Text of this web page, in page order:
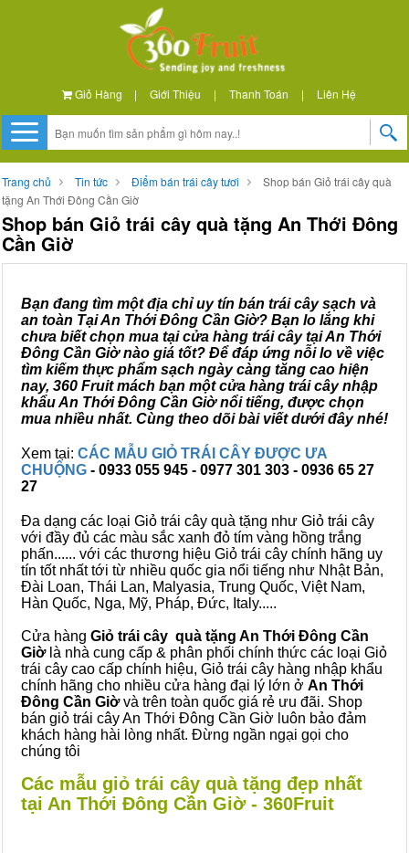
Giỏ Hàng | Giới Thiệu | Thanh Toán | Liên Hệ
Trang chủ Tin tức Điểm bán trái cây tươi
Shop bán Giỏ trái cây quà
tặng An Thới Đông Cần Giờ
Shop bán Giỏ trái cây quà tặng An Thới Đông
Cần Giờ
Bạn đang tìm một địa chỉ uy tín bán trái cây sạch và
an toàn Tại An Thới Đông Cần Giờ? Bạn lo lắng khi
chưa biết chọn mua tại cửa hàng trái cây tại An Thới
Đông Cần Giờ nào giá tốt? Để đáp ứng nỗi lo về việc
tìm kiếm thực phẩm sạch ngày càng tăng cao hiện
nay, 360 Fruit mách bạn một cửa hàng trái cây nhập
khẩu An Thới Đông Cần Giờ nổi tiếng, được chọn
mua nhiều nhất. Cùng theo dõi bài viết dưới đây nhé!
Xem tại: CÁC MẪU GIỎ TRÁI CÂY ĐƯỢC ƯA
CHUỘNG - 0933 055 945 - 0977 301 303 - 0936 65 27
27
Đa dạng các loại Giỏ trái cây quà tặng như Giỏ trái cây
với đầy đủ các màu sắc xanh đỏ tím vàng hồng trắng
phấn...... với các thương hiệu Giỏ trái cây chính hãng uy
tín tốt nhất tới từ nhiều quốc gia nổi tiếng như Nhật Bản,
Đài Loan, Thái Lan, Malyasia, Trung Quốc, Việt Nam,
Hàn Quốc, Nga, Mỹ, Pháp, Đức, Italy.....
Cửa hàng Giỏ trái cây quà tặng An Thới Đông Cần
Giờlà nhà cung cấp & phân phối chính thức các loại Giỏ
trái cây cao cấp chính hiệu, Giỏ trái cây hàng nhập khẩu
chính hãng cho nhiều cửa hàng đại lý lớn ở An Thới
Đông Cần Giờvà trên toàn quốc giá rẻ ưu đãi. Shop
bán giỏ trái cây An Thới Đông Cần Giờ luôn bảo đảm
khách hàng hài lòng nhất. Đừng ngần ngại gọi cho
chúng tôi
Các mẫu giỏ trái cây quà tặng đẹp nhất
tại An Thới Đông Cần Giờ - 360Fruit